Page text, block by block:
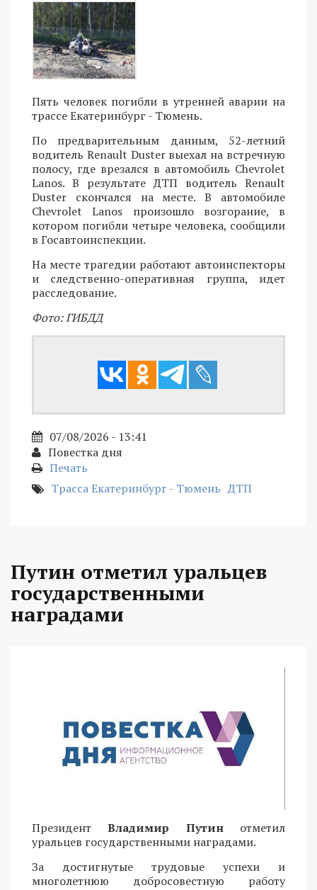
Пять человек погибли в утренней аварии на
трассе Екатеринбург - Тюмень.
По предварительным данным, 52-летний
водитель Renault Duster выехал на встречную
полосу, где врезался в автомобиль Chevrolet
Lanos. В результате ДТП водитель Renault
Duster скончался на месте. В автомобиле
Chevrolet Lanos произошло возгорание, в
котором погибли четыре человека, сообщили
в Госавтоинспекции.
На месте трагедии работают автоинспекторы
и следственно-оперативная группа, идет
расследование.
Фото: ГИБДД
07/08/2026 - 13:41
Повестка дня
Печать
Трасса Екатеринбург - Тюмень ДТП
Путин отметил уральцев
государственными
наградами
ПрезидентВладимир Путин отметил
уральцев государственными наградами.
За достигнутые трудовые успехи и
многолетнюю добросовестную работу